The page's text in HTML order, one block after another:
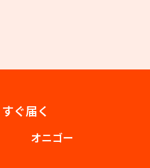
ぐ届く
オニゴー